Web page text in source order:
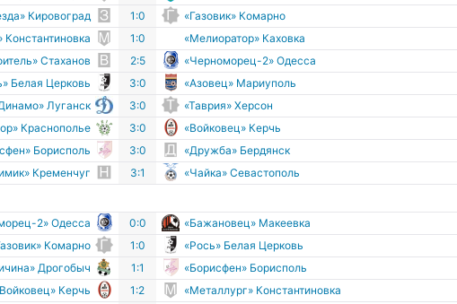
Кировоград 1:0 «Газовик» Комарно
Константиновка 1:0 «Мелиоратор» Каховка
Стаханов 2:5 «Черноморец-2» Одесса
Белая Церковь 3:0 «Азовец» Мариуполь
Луганск 3:0 «Таврия» Херсон
Краснополье 3:0 «Войковец» Керчь
Борисполь 3:0 «Дружба» Бердянск
Кременчуг 3:1 «Чайка» Севастополь
2» Одесса 0:0 «Бажановец» Макеевка
Комарно 1:0 «Рось» Белая Церковь
Дрогобыч 1:1 «Борисфен» Борисполь
Керчь 1:2 «Металлург» Константиновка